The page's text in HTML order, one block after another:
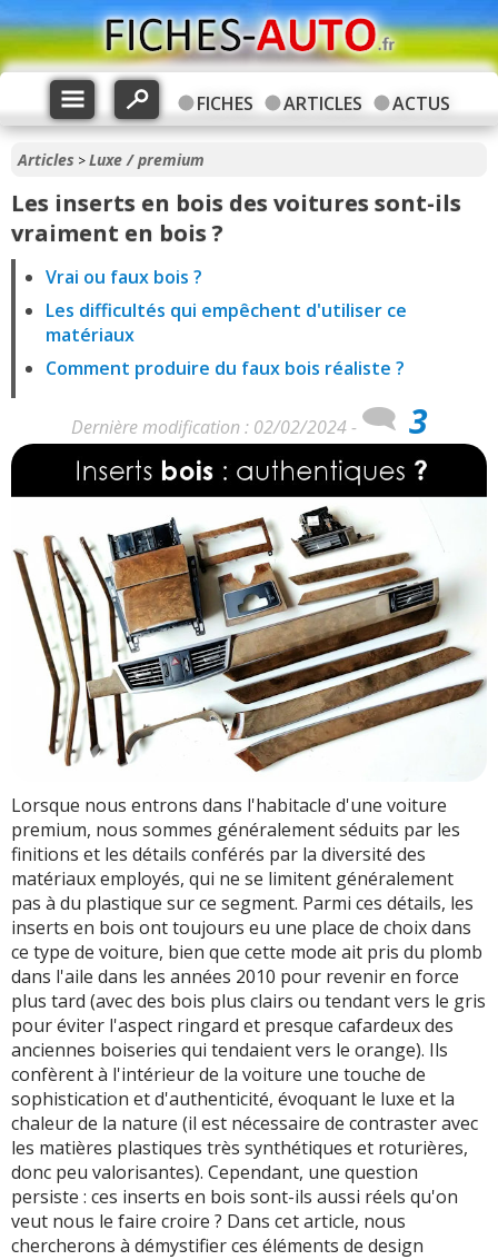
FICHES ARTICLES ACTUS
Articles >Luxe / premium
Les inserts en bois des voitures sont-ils
vraiment en bois ?
Vrai ou faux bois ?
Les difficultés qui empêchent d'utiliser ce
matériaux
Comment produire du faux bois réaliste ?
Dernière modification : 02/02/2024 - 3
Lorsque nous entrons dans l'habitacle d'une voiture
premium, nous sommes généralement séduits par les
finitions et les détails conférés par la diversité des
matériaux employés, qui ne se limitent généralement
pas à du plastique sur ce segment. Parmi ces détails, les
inserts en bois ont toujours eu une place de choix dans
ce type de voiture, bien que cette mode ait pris du plomb
dans l'aile dans les années 2010 pour revenir en force
plus tard (avec des bois plus clairs ou tendant vers le gris
pour éviter l'aspect ringard et presque cafardeux des
anciennes boiseries qui tendaient vers le orange). Ils
confèrent à l'intérieur de la voiture une touche de
sophistication et d'authenticité, évoquant le luxe et la
chaleur de la nature (il est nécessaire de contraster avec
les matières plastiques très synthétiques et roturières,
donc peu valorisantes). Cependant, une question
persiste : ces inserts en bois sont-ils aussi réels qu'on
veut nous le faire croire ? Dans cet article, nous
chercherons à démystifier ces éléments de design